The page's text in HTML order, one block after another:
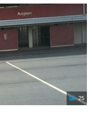
25